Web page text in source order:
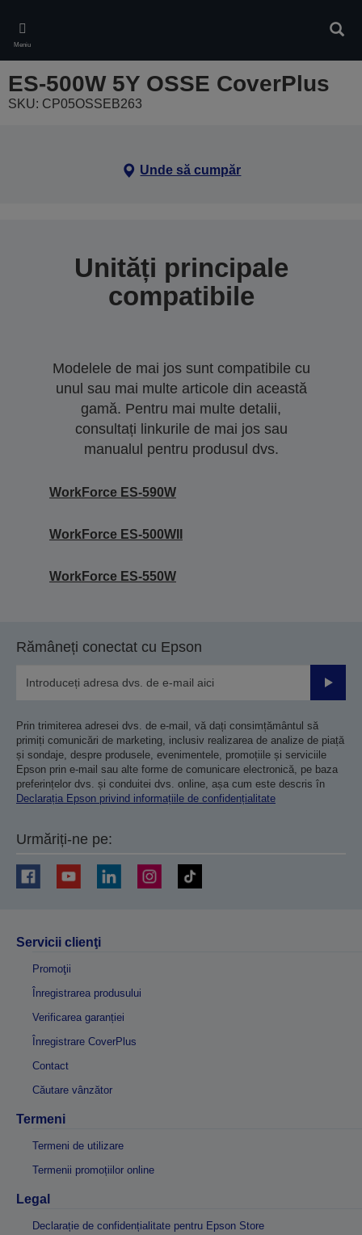
main
content
Meniu
ES-500W 5Y OSSE CoverPlus
SKU: CP05OSSEB263
Unde să cumpăr
Unități principale
compatibile
Modelele de mai jos sunt compatibile cu
unul sau mai multe articole din această
gamă. Pentru mai multe detalii,
consultați linkurile de mai jos sau
manualul pentru produsul dvs.
WorkForce ES-590W
WorkForce ES-500WII
WorkForce ES-550W
Rămâneți conectat cu Epson
Prin trimiterea adresei dvs. de e-mail, vă dați consimțământul să
primiți comunicări de marketing, inclusiv realizarea de analize de piață
și sondaje, despre produsele, evenimentele, promoțiile și serviciile
Epson prin e-mail sau alte forme de comunicare electronică, pe baza
preferințelor dvs. și conduitei dvs. online, așa cum este descris în
Declarația Epson privind informațiile de confidențialitate
Urmăriți-ne pe:
Servicii clienţi
Promoţii
Înregistrarea produsului
Verificarea garanției
Înregistrare CoverPlus
Contact
Căutare vânzător
Termeni
Termeni de utilizare
Termenii promoțiilor online
Legal
Declarație de confidențialitate pentru Epson Store